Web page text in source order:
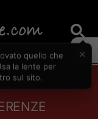
quello che
la lente per
sul sito.
×